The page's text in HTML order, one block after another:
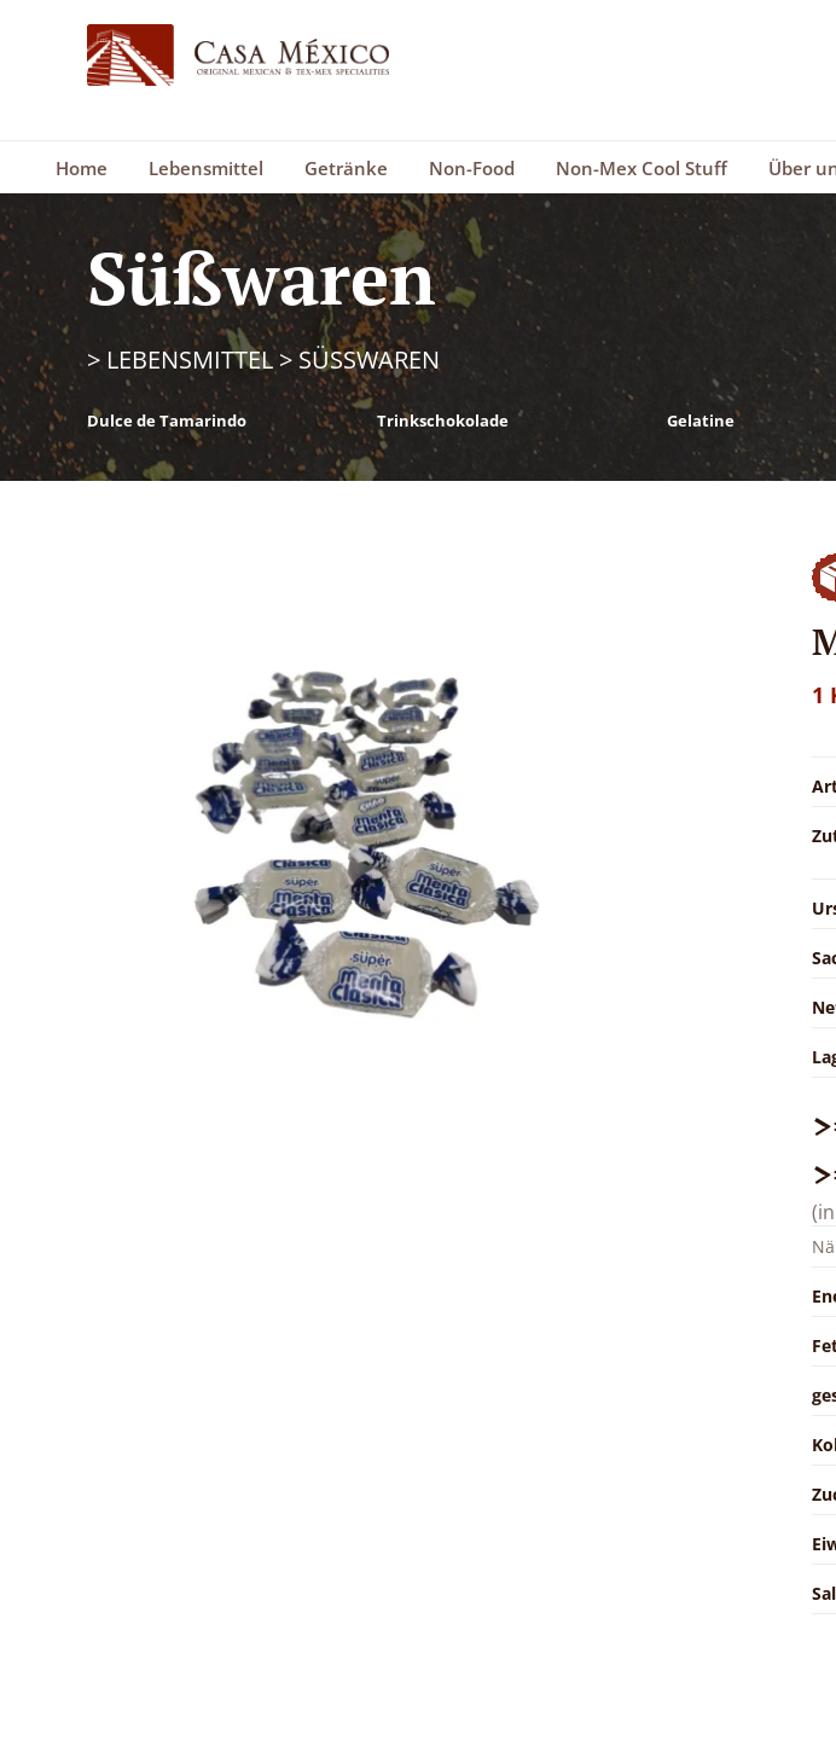
Home Lebensmittel Getränke Non-Food Non-Mex Cool Stuff Über
Süßwaren
> LEBENSMITTEL>SÜSSWAREN
Dulce de Tamarindo Trinkschokolade Gelatine
1